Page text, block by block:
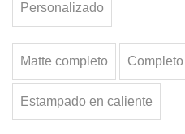
Personalizado
Matte completo
Estampado en caliente